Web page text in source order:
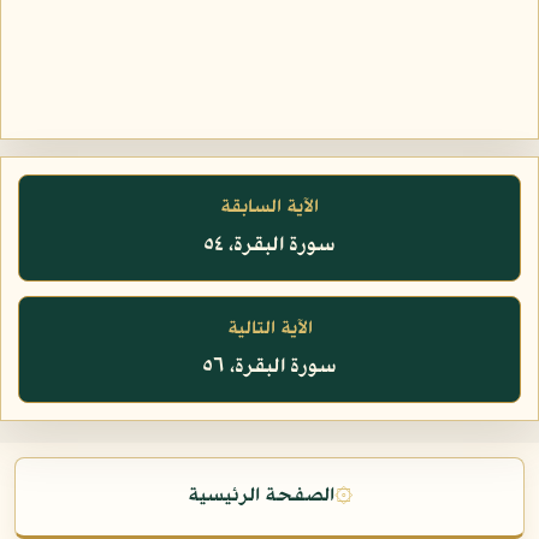
الآية السابقة
سورة البقرة، ٥٤
الآية التالية
سورة البقرة، ٥٦
۞الصفحة الرئيسية